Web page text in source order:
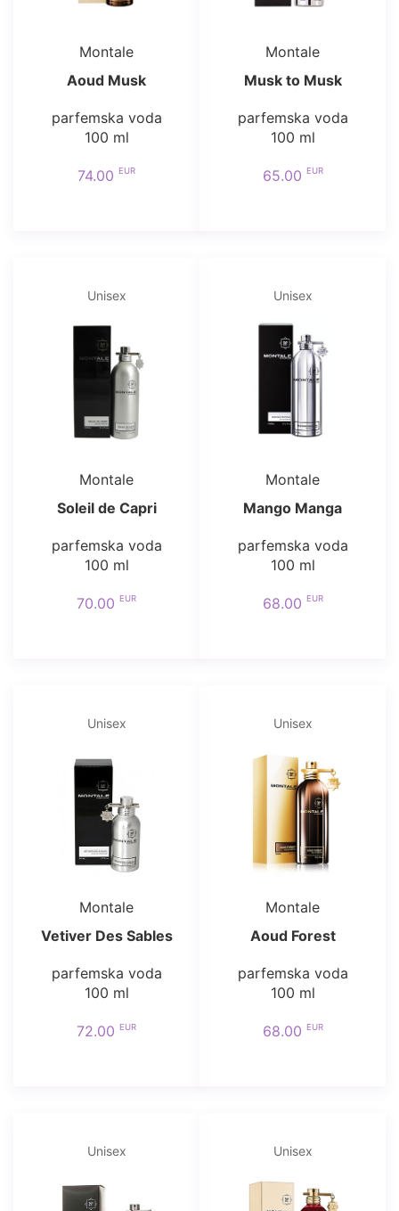
Montale
Aoud Musk
parfemska voda
100 ml
74.00 EUR
Montale
Musk to Musk
parfemska voda
100 ml
65.00 EUR
Unisex
Montale
Soleil de Capri
parfemska voda
100 ml
70.00 EUR
Unisex
Montale
Mango Manga
parfemska voda
100 ml
68.00 EUR
Unisex
Montale
Vetiver Des Sables
parfemska voda
100 ml
72.00 EUR
Unisex
Montale
Aoud Forest
parfemska voda
100 ml
68.00 EUR
Unisex Unisex